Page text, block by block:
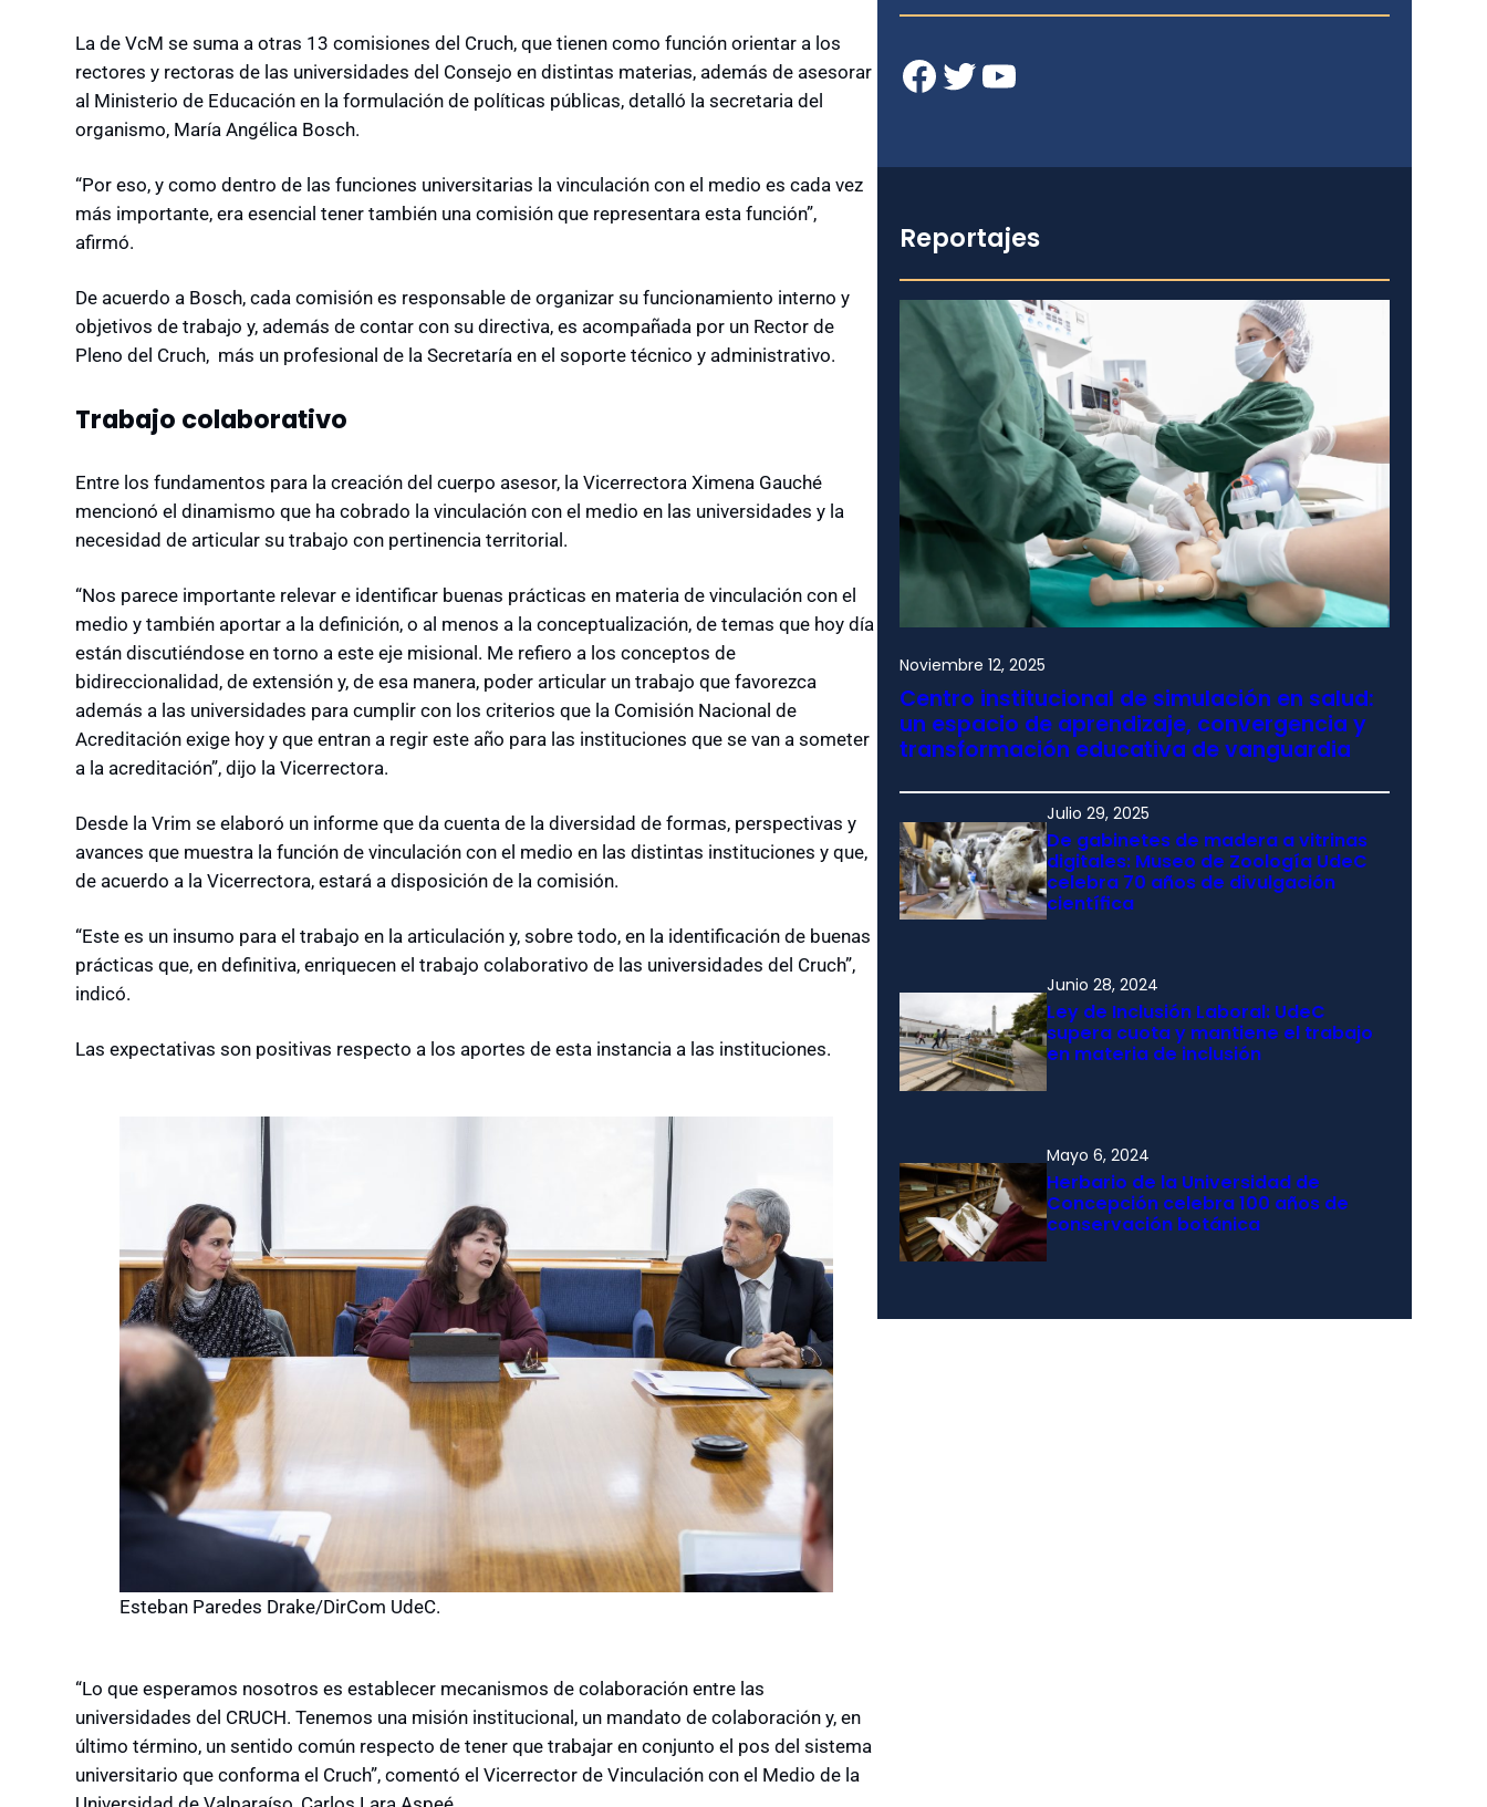
La de VcM se suma a otras 13 comisiones del Cruch, que tienen como función orientar a los
rectores y rectoras de las universidades del Consejo en distintas materias, además de asesorar
al Ministerio de Educación en la formulación de políticas públicas, detalló la secretaria del
organismo, María Angélica Bosch.
“Por eso, y como dentro de las funciones universitarias la vinculación con el medio es cada vez
más importante, era esencial tener también una comisión que representara esta función”,
afirmó.
De acuerdo a Bosch, cada comisión es responsable de organizar su funcionamiento interno y
objetivos de trabajo y, además de contar con su directiva, es acompañada por un Rector de
Pleno del Cruch, más un profesional de la Secretaría en el soporte técnico y administrativo.
Trabajo colaborativo
Entre los fundamentos para la creación del cuerpo asesor, la Vicerrectora Ximena Gauché
mencionó el dinamismo que ha cobrado la vinculación con el medio en las universidades y la
necesidad de articular su trabajo con pertinencia territorial.
“Nos parece importante relevar e identificar buenas prácticas en materia de vinculación con el
medio y también aportar a la definición, o al menos a la conceptualización, de temas que hoy día
están discutiéndose en torno a este eje misional. Me refiero a los conceptos de
bidireccionalidad, de extensión y, de esa manera, poder articular un trabajo que favorezca
además a las universidades para cumplir con los criterios que la Comisión Nacional de
Acreditación exige hoy y que entran a regir este año para las instituciones que se van a someter
a la acreditación”, dijo la Vicerrectora.
Desde la Vrim se elaboró un informe que da cuenta de la diversidad de formas, perspectivas y
avances que muestra la función de vinculación con el medio en las distintas instituciones y que,
de acuerdo a la Vicerrectora, estará a disposición de la comisión.
“Este es un insumo para el trabajo en la articulación y, sobre todo, en la identificación de buenas
prácticas que, en definitiva, enriquecen el trabajo colaborativo de las universidades del Cruch”,
indicó.
Las expectativas son positivas respecto a los aportes de esta instancia a las instituciones.
Esteban Paredes Drake/DirCom UdeC.
“Lo que esperamos nosotros es establecer mecanismos de colaboración entre las
universidades del CRUCH. Tenemos una misión institucional, un mandato de colaboración y, en
último término, un sentido común respecto de tener que trabajar en conjunto el pos del sistema
universitario que conforma el Cruch”, comentó el Vicerrector de Vinculación con el Medio de la
Facebook Twitter YouTube
Reportajes
Noviembre 12, 2025
Centro institucional de simulación en salud:
un espacio de aprendizaje, convergencia y
transformación educativa de vanguardia
Julio 29, 2025
De gabinetes de madera a vitrinas
digitales: Museo de Zoología UdeC
celebra 70 años de divulgación
científica
Junio 28, 2024
Ley de Inclusión Laboral: UdeC
supera cuota y mantiene el trabajo
en materia de inclusión
Mayo 6, 2024
Herbario de la Universidad de
Concepción celebra 100 años de
conservación botánica